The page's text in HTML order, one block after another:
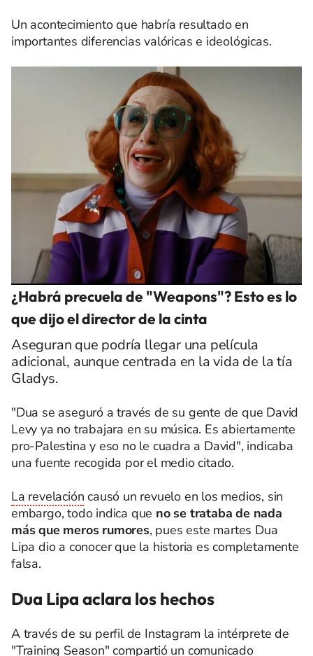
Un acontecimiento que habría resultado en
importantes diferencias valóricas e ideológicas.
¿Habrá precuela de "Weapons"? Esto es lo
que dijo el director de la cinta
Aseguran que podría llegar una película
adicional, aunque centrada en la vida de la tía
Gladys.
"Dua se aseguró a través de su gente de que David
Levy ya no trabajara en su música. Es abiertamente
pro-Palestina y eso no le cuadra a David", indicaba
una fuente recogida por el medio citado.
La revelación causó un revuelo en los medios, sin
embargo, todo indica que no se trataba de nada
más que meros rumores, pues este martes Dua
Lipa dio a conocer que la historia es completamente
falsa.
Dua Lipa aclara los hechos
A través de su perfil de Instagram la intérprete de
"Training Season" compartió un comunicado